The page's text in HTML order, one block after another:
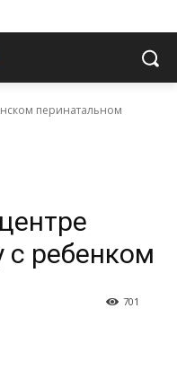
перинатальном
ребенком
701